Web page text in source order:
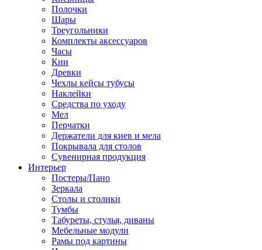
Полочки
Шары
Треугольники
Комплекты аксессуаров
Часы
Кии
Древки
Чехлы кейсы тубусы
Наклейки
Средства по уходу
Мел
Перчатки
Держатели для киев и мела
Покрывала для столов
Сувенирная продукция
Интерьер
Постеры/Пано
Зеркала
Столы и столики
Тумбы
Табуреты, стулья, диваны
Мебельные модули
Рамы под картины